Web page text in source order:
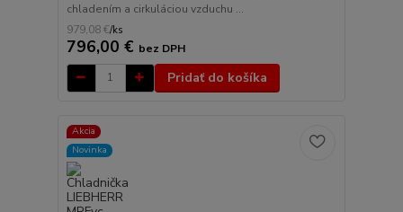
chladením a cirkuláciou vzduchu ...
979,08 €/ks
796,00 € bez DPH
Pridať do košíka
Akcia
Novinka